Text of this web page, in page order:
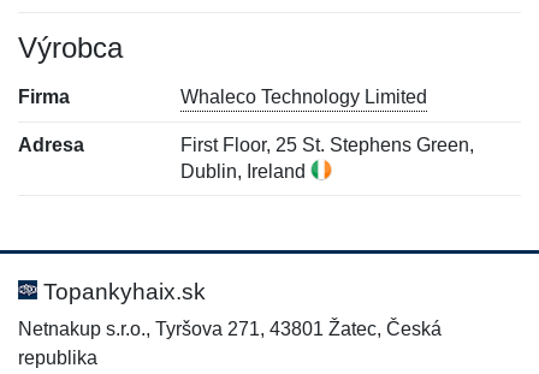
Výrobca
Firma Whaleco Technology Limited
Adresa
First Floor, 25 St. Stephens Green,
Dublin, Ireland
Hodnotenie:
Meno:
Topankyhaix.sk
Netnakup s.r.o., Tyršova 271, 43801 Žatec, Česká
republika